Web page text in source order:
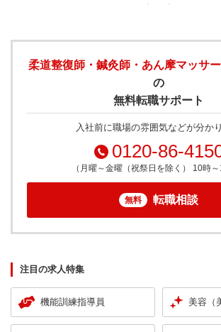
柔道整復師・鍼灸師・あん摩マッサ
の
無料転職サポート
入社前に職場の雰囲気などが分か
0120-86-
（月曜～金曜（祝祭日を除く） 10時～
無料 転職相談
注目の求人特集
機能訓練指導員 美容（